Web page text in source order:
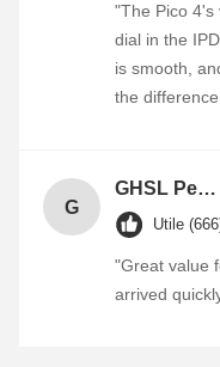
"The Pico 4's
dial in the
is smooth,
the
fantastic
manual
sweet spot
strain during
taking the
G
GHSL Personalized Heart Shaped Souvenir Metal Badge Custom Enamel Pin Combined transport
Utile
"Great value
arrived